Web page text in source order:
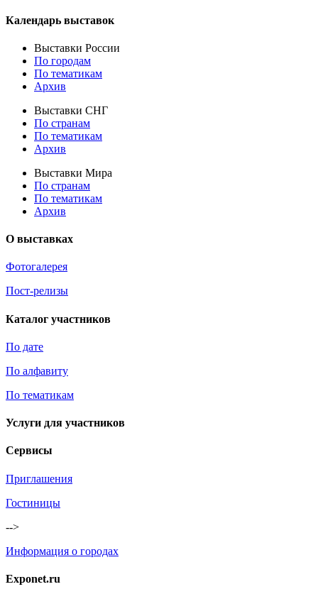
Календарь выставок
Выставки России
По городам
По тематикам
Архив
Выставки СНГ
По странам
По тематикам
Архив
Выставки Мира
По странам
По тематикам
Архив
О выставках
Фотогалерея
Пост-релизы
Каталог участников
По дате
По алфавиту
По тематикам
Услуги для участников
Сервисы
Приглашения
Гостиницы
-->
Информация о городах
Exponet.ru